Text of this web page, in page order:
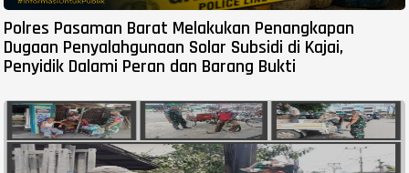
Polres Pasaman Barat Melakukan Penangkapan
Dugaan Penyalahgunaan Solar Subsidi di Kajai,
Penyidik Dalami Peran dan Barang Bukti